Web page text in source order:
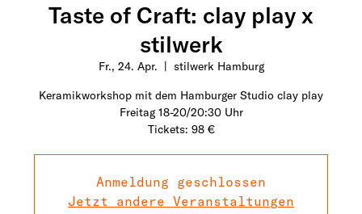
Taste of Craft: clay play x
stilwerk
Fr., 24. Apr.
  |
stilwerk Hamburg
Keramikworkshop mit dem Hamburger Studio clay play
Freitag 18-20/20:30 Uhr
Tickets: 98 €
Anmeldung geschlossen
Jetzt andere Veranstaltungen